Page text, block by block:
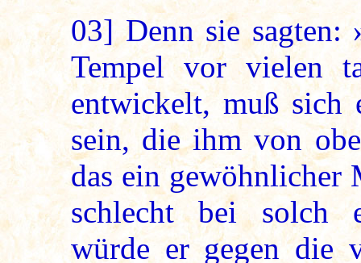
03]Denn sie sagten:
Tempel vor vielen
entwickelt, muß sich
sein, die ihm von
das ein gewöhnlicher
schlecht bei solch
würde er gegen die